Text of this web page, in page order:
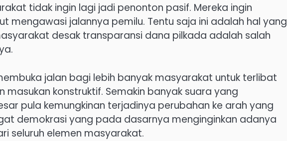
tidak ingin lagi jadi penonton pasif. Mereka ingin
mengawasi jalannya pemilu. Tentu saja ini adalah hal yang
desak transparansi dana pilkada adalah salah
jalan bagi lebih banyak masyarakat untuk terlibat
konstruktif. Semakin banyak suara yang
pula kemungkinan terjadinya perubahan ke arah yang
demokrasi yang pada dasarnya menginginkan adanya
seluruh elemen masyarakat.